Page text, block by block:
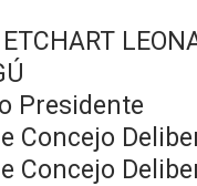
Presidente
Concejo
Concejo